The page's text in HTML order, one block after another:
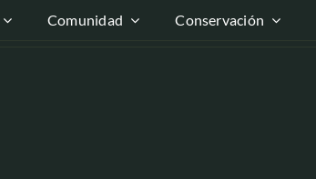
Comunidad Conservación